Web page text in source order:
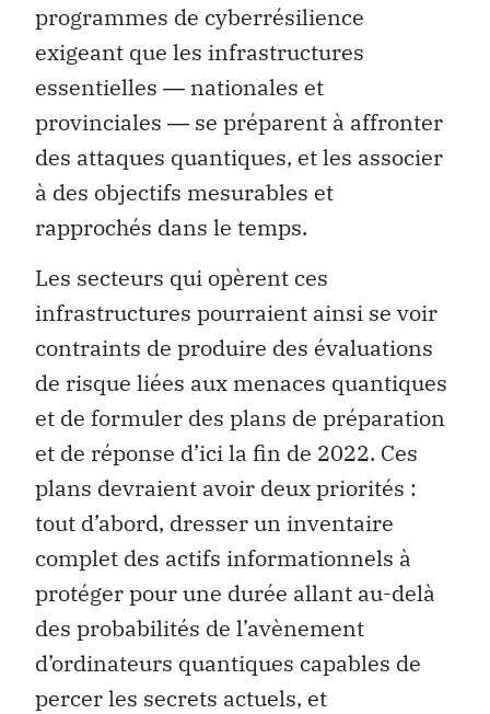
programmes de cyberrésilience
exigeant que les infrastructures
essentielles ― nationales et
provinciales ― se préparent à affronter
des attaques quantiques, et les associer
à des objectifs mesurables et
rapprochés dans le temps.
Les secteurs qui opèrent ces
infrastructures pourraient ainsi se voir
contraints de produire des évaluations
de risque liées aux menaces quantiques
et de formuler des plans de préparation
et de réponse d’ici la fin de 2022. Ces
plans devraient avoir deux priorités :
tout d’abord, dresser un inventaire
complet des actifs informationnels à
protéger pour une durée allant au-delà
des probabilités de l’avènement
d’ordinateurs quantiques capables de
percer les secrets actuels, et